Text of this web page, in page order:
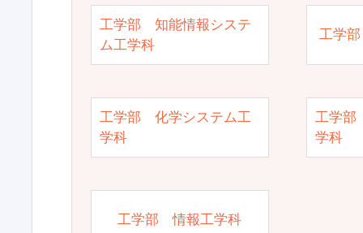
工学部 知能情報システ
ム工学科
工学
工学部 化学システム工
学科
工学部
学科
工学部 情報工学科